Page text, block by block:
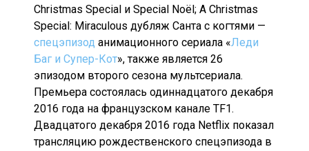
Christmas Special и Special Noël; A Christmas
Special: Miraculous дубляж Санта с когтями —
спецэпизод анимационного сериала «Леди
Баг и Супер-Кот», также является 26
эпизодом второго сезона мультсериала.
Премьера состоялась одиннадцатого декабря
2016 года на французском канале TF1.
Двадцатого декабря 2016 года Netflix показал
трансляцию рождественского спецэпизода в